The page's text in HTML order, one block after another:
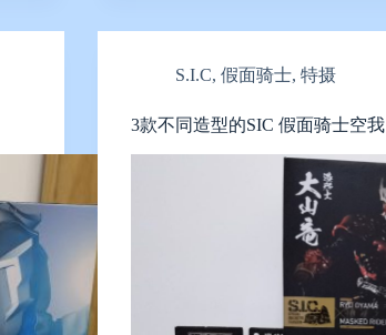
S.I.C,假面骑士,特摄
3款不同造型的SIC 假面骑士空我